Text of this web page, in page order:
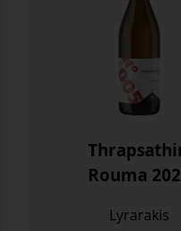
Rouma
Lyrarakis